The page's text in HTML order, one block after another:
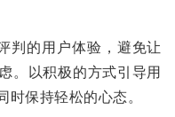
判的用户体验，避免让
。以积极的方式引导用
保持轻松的心态。